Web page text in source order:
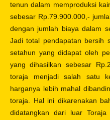
tenun dalam memproduksi
sebesar Rp.79.900.000,-
dengan jumlah biaya dalam
Jadi total pendapatan bersih
setahun yang didapat oleh
yang dihasilkan sebesar
toraja menjadi salah satu
harganya lebih mahal
toraja. Hal ini dikarenakan
didatangkan dari luar